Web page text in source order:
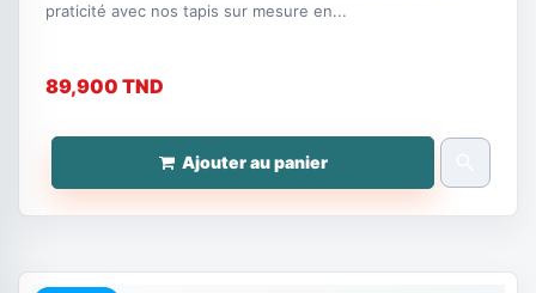
praticité avec nos tapis sur mesure en...
89,900 TND
Ajouter au panier